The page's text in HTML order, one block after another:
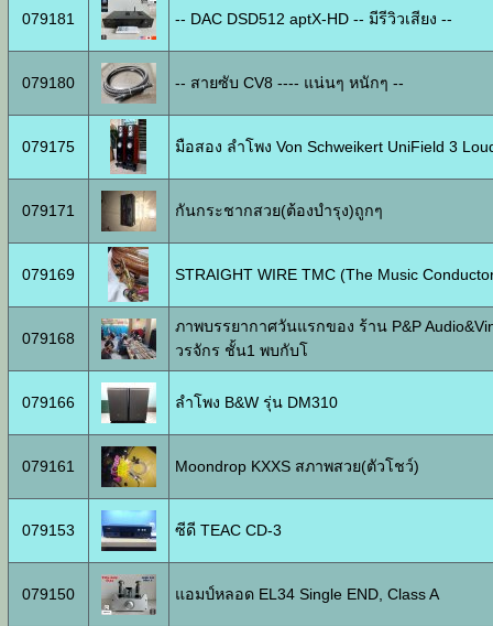
079181 -- DAC DSD512 aptX-HD -- มีรีวิวเสียง --
079180 -- สายซับ CV8 ---- แน่นๆ หนักๆ --
079175 มือสอง ลำโพง Von Schweikert UniField 3
079171 กันกระชากสวย(ต้องบำรุง)ถูกๆ
079169 STRAIGHT WIRE TMC (The Music
079168
ภาพบรรยากาศวันแรกของ ร้าน P&P
วรจักร ชั้น1 พบกับโ
079166 ลำโพง B&W รุ่น DM310
079161 Moondrop KXXS สภาพสวย(ตัวโชว์)
079153 ซีดี TEAC CD-3
079150 แอมป์หลอด EL34 Single END, Class A